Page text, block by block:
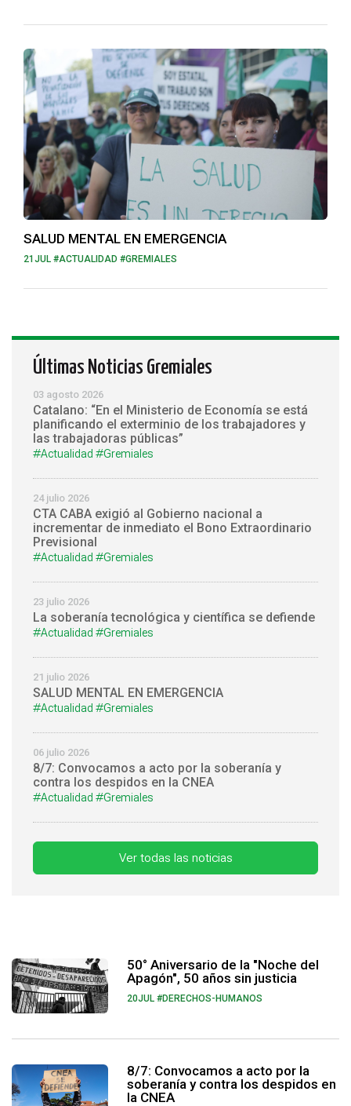
SALUD MENTAL EN EMERGENCIA
21JUL #ACTUALIDAD #GREMIALES
Últimas Noticias Gremiales
03 agosto 2026
Catalano: “En el Ministerio de Economía se está
planificando el exterminio de los trabajadores y
las trabajadoras públicas”
#Actualidad #Gremiales
24 julio 2026
CTA CABA exigió al Gobierno nacional a
incrementar de inmediato el Bono Extraordinario
Previsional
#Actualidad #Gremiales
23 julio 2026
La soberanía tecnológica y científica se defiende
#Actualidad #Gremiales
21 julio 2026
SALUD MENTAL EN EMERGENCIA
#Actualidad #Gremiales
06 julio 2026
8/7: Convocamos a acto por la soberanía y
contra los despidos en la CNEA
#Actualidad #Gremiales
Ver todas las noticias
50° Aniversario de la "Noche del
Apagón", 50 años sin justicia
20JUL#DERECHOS-HUMANOS
8/7: Convocamos a acto por la
soberanía y contra los despidos en
la CNEA